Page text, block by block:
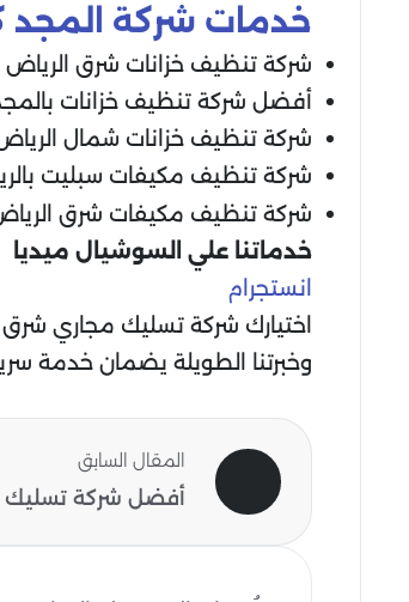
خدمات شركة المجد
شركة تنظيف خزانات شرق الرياض
أفضل شركة تنظيف خزانات
شركة تنظيف خزانات شمال
شركة تنظيف مكيفات سبليت
شركة تنظيف مكيفات شرق
خدماتنا علي السوشيال ميديا
انستجرام
اختيارك شركة تسليك مجاري
وخبرتنا الطويلة يضمان خدمة
المقال السابق
أفضل شركة تسليك